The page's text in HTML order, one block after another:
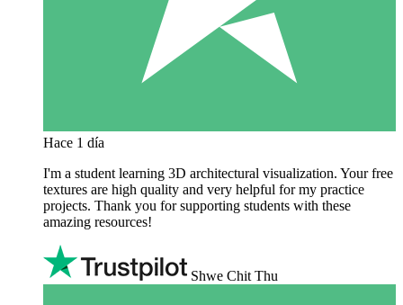
Hace 1 día
I'm a student learning 3D architectural visualization. Your free
textures are high quality and very helpful for my practice
projects. Thank you for supporting students with these
amazing resources!
Shwe Chit Thu